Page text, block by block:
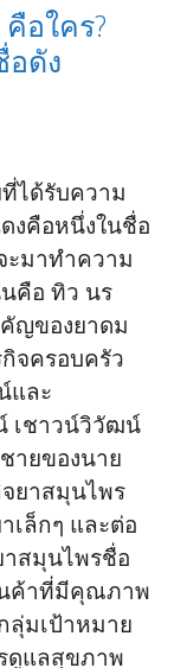
อใคร?
ดัง
ได้รับความ
งคือหนึ่งในชื่อ
ะมาทำความ
คือ ทิว นร
ญของยาดม
จครอบครัว
และ
เชาวน์วิวัฒน์
ายของนาย
ยาสมุนไพร
เล็กๆ และต่อ
สมุนไพรชื่อ
นค้าที่มีคุณภาพ
ลุ่มเป้าหมาย
ดูแลสุขภาพ